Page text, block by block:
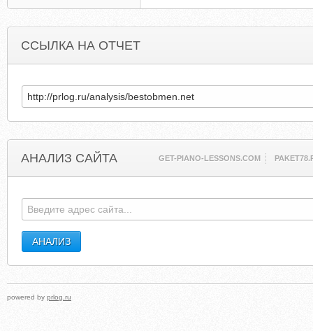
ССЫЛКА НА ОТЧЕТ
АНАЛИЗ САЙТА GET-PIANO-LESSONS.COM
powered by prlog.ru